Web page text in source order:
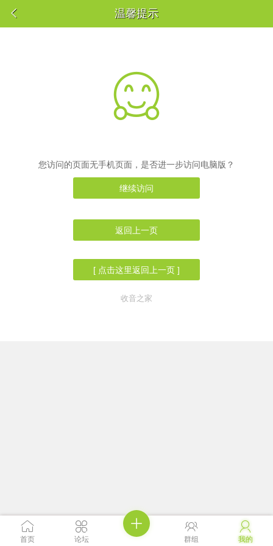

首页

论坛
 
群组

我的
 温馨提示

您访问的页面无手机页面，是否进一步访问电脑版？
继续访问
返回上一页
[ 点击这里返回上一页 ]
收音之家